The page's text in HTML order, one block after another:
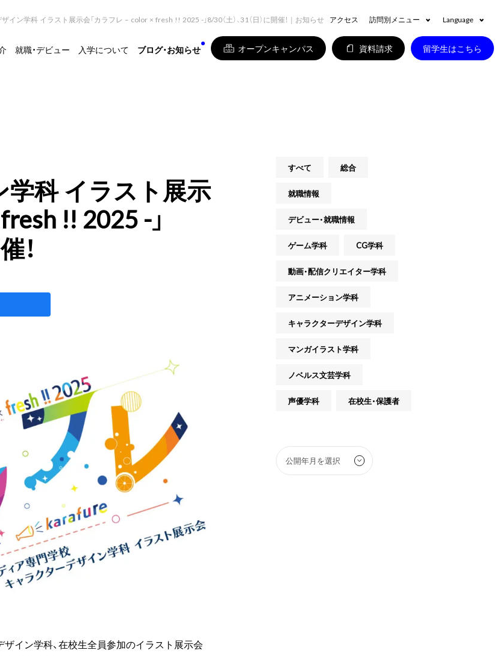
アクセス 訪問別メニュー Language
就職・デビュー 入学について ブログ・お知らせ オープンキャンパス 資料請求 留学生はこちら
イン学科 イラスト展示会「カラフレ – color × fresh !! 2025 -」8/30（土）、31（日）に開催！｜お知らせ
科 イラスト展示
!! 2025 -」
！
イン学科、在校生全員参加のイラスト展示会
すべて 総合
就職情報
デビュー・就職情報
ゲーム学科 CG学科
動画・配信クリエイター学科
アニメーション学科
キャラクターデザイン学科
マンガイラスト学科
ノベルス文芸学科
声優学科 在校生・保護者